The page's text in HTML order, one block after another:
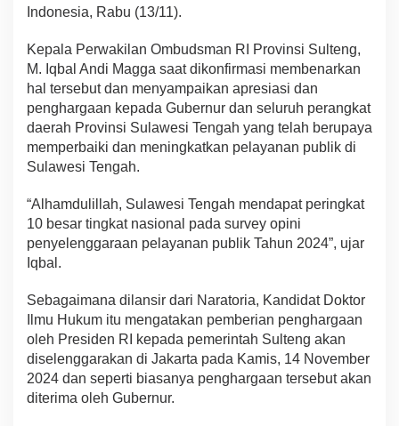
Indonesia, Rabu (13/11).
Kepala Perwakilan Ombudsman RI Provinsi Sulteng,
M. Iqbal Andi Magga saat dikonfirmasi membenarkan
hal tersebut dan menyampaikan apresiasi dan
penghargaan kepada Gubernur dan seluruh perangkat
daerah Provinsi Sulawesi Tengah yang telah berupaya
memperbaiki dan meningkatkan pelayanan publik di
Sulawesi Tengah.
“Alhamdulillah, Sulawesi Tengah mendapat peringkat
10 besar tingkat nasional pada survey opini
penyelenggaraan pelayanan publik Tahun 2024”, ujar
Iqbal.
Sebagaimana dilansir dari Naratoria, Kandidat Doktor
Ilmu Hukum itu mengatakan pemberian penghargaan
oleh Presiden RI kepada pemerintah Sulteng akan
diselenggarakan di Jakarta pada Kamis, 14 November
2024 dan seperti biasanya penghargaan tersebut akan
diterima oleh Gubernur.